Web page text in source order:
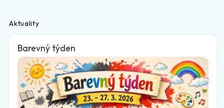
Aktuality
Barevný týden